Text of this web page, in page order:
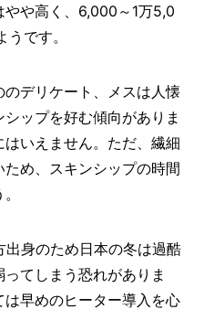
やや高く、6,000～1万5,0
です。
デリケート、メスは人懐
ップを好む傾向がありま
いえません。ただ、繊細
め、スキンシップの時間
身のため日本の冬は過酷
てしまう恐れがありま
早めのヒーター導入を心